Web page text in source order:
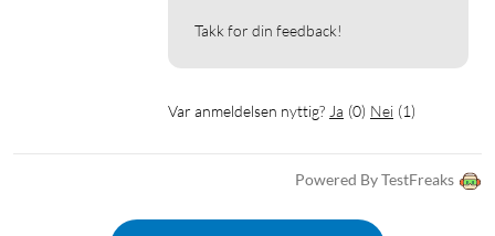
Takk for din feedback!
Var anmeldelsen nyttig? Ja (0) Nei (1)
Powered By TestFreaks